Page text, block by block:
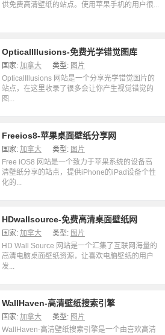
供免费高清壁纸的站点。使用苹果手机的用户很...
OpticalIllusions-免费光学错觉图库
国家: 加拿大 类型: 图片
OpticalIllusions 网站是一个分享光学错觉图片的
站点，在这里收录了很多会让你产生视觉错觉的
图...
Freeios8-苹果桌面壁纸分享网
国家: 加拿大 类型: 图片
Free iOS8 网站是一个致力于苹果系统的设备高
清壁纸分享的站点，提供iPhone的iPad设备个性
化的...
HDwallsource-免费高清桌面壁纸网
国家: 加拿大 类型: 图片
HD Wall Source 网站是一个汇集了互联网海量的
高清电脑桌面壁纸资源，让喜欢电脑壁纸的用户
发...
WallHaven-高清壁纸搜索引擎
国家: 加拿大 类型: 图片
WallHaven-高清壁纸搜索引擎是一个由喜欢高清